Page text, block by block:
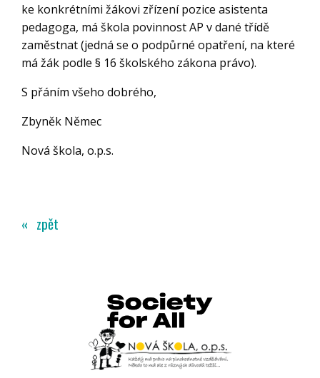
ke konkrétními žákovi zřízení pozice asistenta
pedagoga, má škola povinnost AP v dané třídě
zaměstnat (jedná se o podpůrné opatření, na které
má žák podle § 16 školského zákona právo).
S přáním všeho dobrého,
Zbyněk Němec
Nová škola, o.p.s.
« zpět